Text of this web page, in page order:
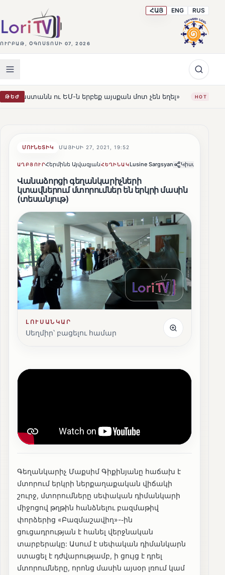
ՈՒՐԲԱԹ, ՕԳՈՍՏՈՍԻ 07, 2026
ՀԱՅ ENG RUS
ԹԵԺ
ԵՄ-ն երբեք այսքան մոտ չեն եղել» HOT Լեռնահովիտի
ՄՈՒՆԵՏԻԿ ՄԱՅԻՍԻ 27, 2021, 19:52
ԱՂԲՅՈՒՐՀերմինե ԱյվազյանՀԵՂԻՆԱԿLusine Sargsyan Կիսվել
Վանաձորցի գեղանկարիչների
կտավներում մտորումներ են երկրի մասին
(տեսանյութ)
ԼՈՒՍԱՆԿԱՐ
Սեղմիր՝ բացելու համար
Գեղանկարիչ Մաքսիմ Գիքինյանը հաճախ է
մտորում երկրի ներքաղաքական վիճակի
շուրջ, մտորումները սեփական դիմանկարի
միջոցով թղթին հանձնելու բազմաթիվ
փորձերից «Բազմաշավիղ»-֊ին
ցուցադրության է հանել վերջնական
տարբերակը: Ասում է սեփական դիմանկարն
ստացել է դժվարությամբ, ի ցույց է դրել
մտորումները, որոնց մասին այսօր լռում կամ